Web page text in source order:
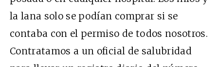
la lana solo se podían comprar si se
contaba con el permiso de todos nosotros.
Contratamos a un oficial de salubridad